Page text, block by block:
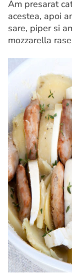
Am presarat
acestea, apoi
sare, piper si
mozzarella